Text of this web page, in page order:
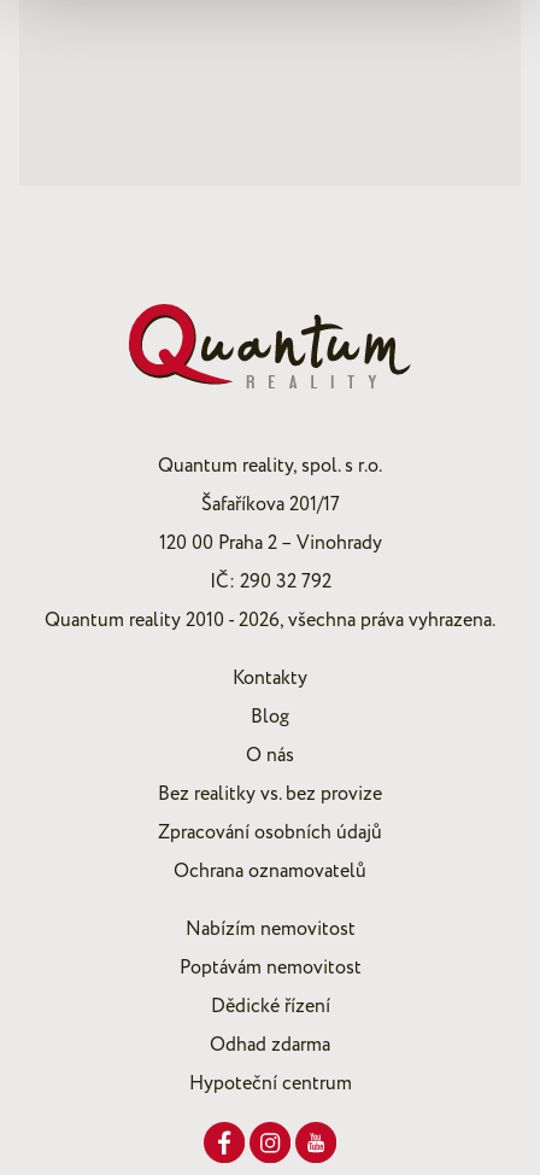
Quantum reality, spol. s r.o.
Šafaříkova 201/17
120 00 Praha 2 – Vinohrady
IČ: 290 32 792
Quantum reality 2010 - 2026, všechna práva vyhrazena.
Kontakty
Blog
O nás
Bez realitky vs. bez provize
Zpracování osobních údajů
Ochrana oznamovatelů
Nabízím nemovitost
Poptávám nemovitost
Dědické řízení
Odhad zdarma
Hypoteční centrum